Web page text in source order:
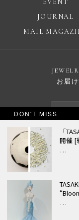
JOURNAL
MAIL
お届
©
DON'T MISS
「
開催 [
…
…